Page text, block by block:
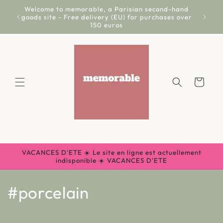
Skip to
content
Welcome to memorable, a Parisian second-hand
goods site - Free delivery (EU) for purchases over
150 euros
Cart
VACANCES D'ETE ☀️ Le site en ligne est actuellement
indisponible ☀️ VACANCES D'ETE
C
#porcelain